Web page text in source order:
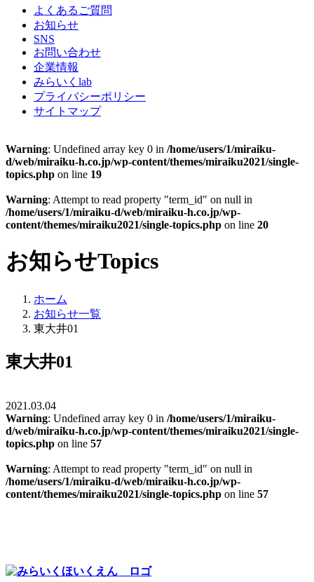
よくあるご質問
お知らせ
SNS
お問い合わせ
企業情報
みらいくlab
プライバシーポリシー
サイトマップ
Warning: Undefined array key 0 in /home/users/1/miraiku-
d/web/miraiku-h.co.jp/wp-content/themes/miraiku2021/single-
topics.php on line 19
Warning: Attempt to read property "term_id" on null in
/home/users/1/miraiku-d/web/miraiku-h.co.jp/wp-
content/themes/miraiku2021/single-topics.php on line 20
お知らせTopics
ホーム
お知らせ一覧
東大井01
東大井01
2021.03.04
Warning: Undefined array key 0 in /home/users/1/miraiku-
d/web/miraiku-h.co.jp/wp-content/themes/miraiku2021/single-
topics.php on line 57
Warning: Attempt to read property "term_id" on null in
/home/users/1/miraiku-d/web/miraiku-h.co.jp/wp-
content/themes/miraiku2021/single-topics.php on line 57